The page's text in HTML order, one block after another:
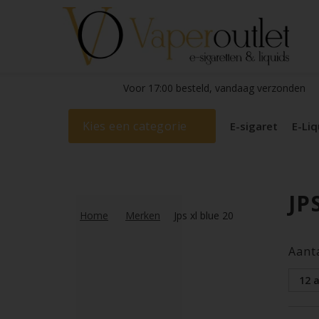
Voor 17:00 besteld, vandaag verzonden
Kies een categorie E-sigaret E-
Home Merken Jps xl blue 20